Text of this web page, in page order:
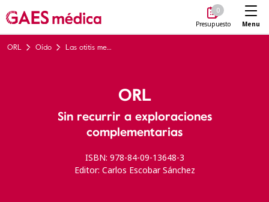
0
Presupuesto Menu
ORL Oído Las otitis medias y sus complicaciones
ORL
Sin recurrir a exploraciones
complementarias
ISBN: 978-84-09-13648-3
Editor: Carlos Escobar Sánchez